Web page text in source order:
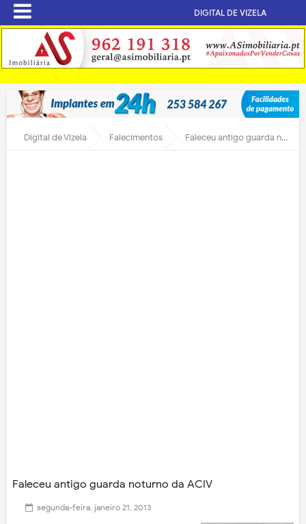
DIGITAL DE VIZELA
Digital de Vizela Falecimentos Faleceu antigo guarda noturno da ACIV
Faleceu antigo guarda noturno da ACIV
segunda-feira, janeiro 21, 2013